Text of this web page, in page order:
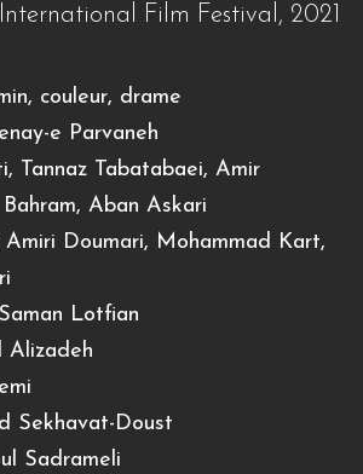
Film Festival, 2021
couleur, drame
e Parvaneh
Tannaz Tabatabaei, Amir
Aban Askari
Amiri Doumari, Mohammad Kart,
Lotfian
Alizadeh
Sekhavat-Doust
Sadrameli